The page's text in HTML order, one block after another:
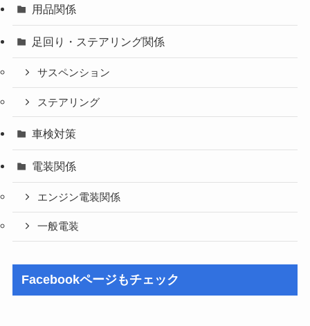
用品関係
足回り・ステアリング関係
サスペンション
ステアリング
車検対策
電装関係
エンジン電装関係
一般電装
Facebookページもチェック